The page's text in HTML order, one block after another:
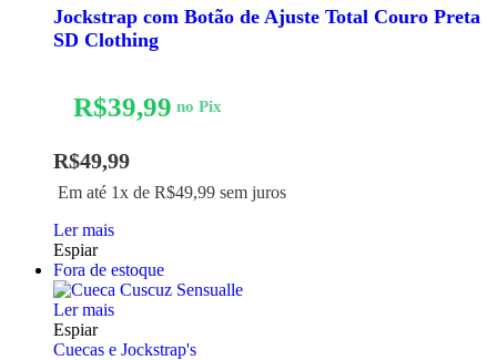
Jockstrap com Botão de Ajuste Total Couro Preta
SD Clothing
R$49,99
Em até 1x de R$49,99 sem juros
R$39,99 no Pix
Ler mais
Espiar
Fora de estoque
Ler mais
Espiar
Cuecas e Jockstrap's